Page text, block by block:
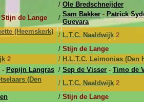
/ Ole Bredschneijder
Stijn de Lange / Sam Bakker - Patrick
Guevara
(Heemskerk)
/ L.T.C. Naaldwijk 2
/ Stijn de Lange
2 / H.L.T.C. Leimonias (Den
- Pepijn Langras / Sep de Visser - Timo de
(Den
/ L.T.C. Naaldwijk 2
/ Stijn de Lange